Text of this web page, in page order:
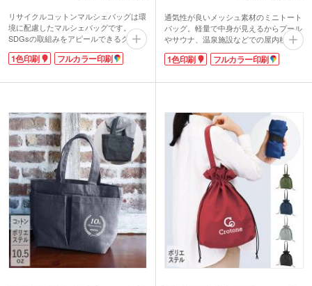
リサイクルコットンマルシェバッグは環
境に配慮したマルシェバッグです。
SDGsの取組みをアピールできるグッズ
に最適です。リサイクルコットン特有の
生地で優しい風合い。肩掛けできる長い
ます。印刷面が大きいのでロゴ印刷が目
ばコンパクトに携帯も可能です。
グレー・ダークグレー・ブルーの3色か
ら選べ、幅広い層の方に使っていただけ
ます。
印刷は1色・フルカラー印刷に対応。
ecoを意識したショップのエコバッグや
イベント記念のオリジナルマルシェバッ
グを製作できます。
動画提供 : favorist_廣川株式会社
1色印刷 フルカラー印刷
通気性が良いメッシュ素材のミニトート
バッグ。軽量で中身が見えるからプール
やサウナ、温泉施設などでの屋内移動時
にもおすすめです。外ポケット付きで小
物が収納できて便利。マチがあるのでボ
収納力があります。普段のお出かけにも
印刷フルカラーで名入れが可能。オリジ
ナルロゴを入れて夏のイベントやキャン
ペーンにいかがでしょうか。
1色印刷 フルカラー印刷